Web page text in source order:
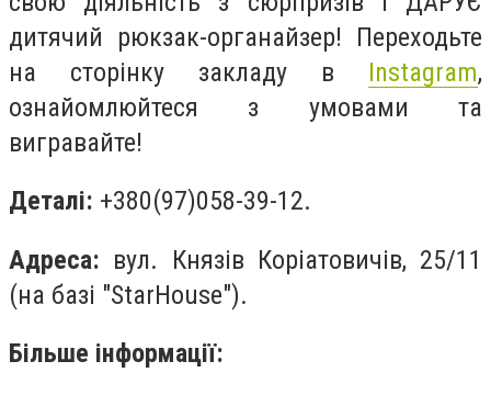
дитячий рюкзак-органайзер! Переходьте
на сторінку закладу в Instagram,
ознайомлюйтеся з умовами та
вигравайте!
Деталі: +380(97)058-39-12.
Адреса: вул. Князів Коріатовичів, 25/11
(на базі "StarHouse").
Більше інформації: